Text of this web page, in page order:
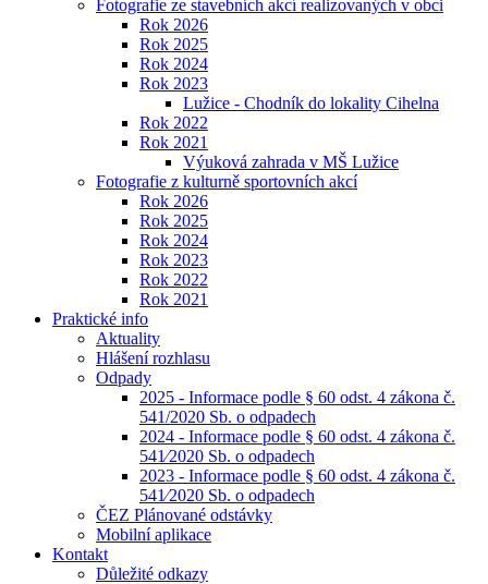
Fotografie ze stavebních akcí realizovaných v obci
Rok 2026
Rok 2025
Rok 2024
Rok 2023
Lužice - Chodník do lokality Cihelna
Rok 2022
Rok 2021
Výuková zahrada v MŠ Lužice
Fotografie z kulturně sportovních akcí
Rok 2026
Rok 2025
Rok 2024
Rok 2023
Rok 2022
Rok 2021
Praktické info
Aktuality
Hlášení rozhlasu
Odpady
2025 - Informace podle § 60 odst. 4 zákona č.
541/2020 Sb. o odpadech
2024 - Informace podle § 60 odst. 4 zákona č.
541⁄2020 Sb. o odpadech
2023 - Informace podle § 60 odst. 4 zákona č.
541⁄2020 Sb. o odpadech
ČEZ Plánované odstávky
Mobilní aplikace
Kontakt
Důležité odkazy